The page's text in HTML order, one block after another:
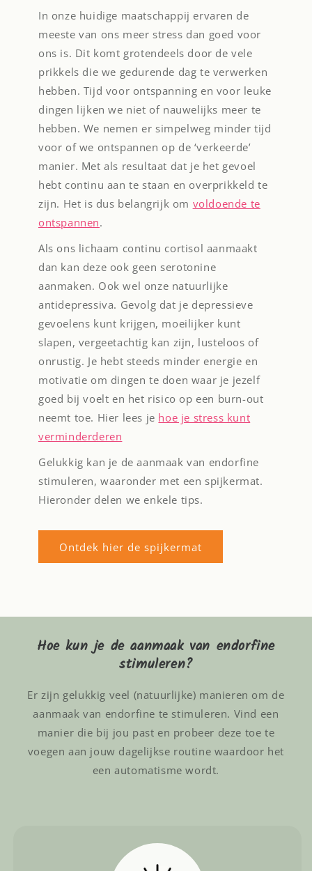
In onze huidige maatschappij ervaren de
meeste van ons meer stress dan goed voor
ons is. Dit komt grotendeels door de vele
prikkels die we gedurende dag te verwerken
hebben. Tijd voor ontspanning en voor leuke
dingen lijken we niet of nauwelijks meer te
hebben. We nemen er simpelweg minder tijd
voor of we ontspannen op de ‘verkeerde’
manier. Met als resultaat dat je het gevoel
hebt continu aan te staan en overprikkeld te
zijn. Het is dus belangrijk om voldoende te
ontspannen.
Als ons lichaam continu cortisol aanmaakt
dan kan deze ook geen serotonine
aanmaken. Ook wel onze natuurlijke
antidepressiva. Gevolg dat je depressieve
gevoelens kunt krijgen, moeilijker kunt
slapen, vergeetachtig kan zijn, lusteloos of
onrustig. Je hebt steeds minder energie en
motivatie om dingen te doen waar je jezelf
goed bij voelt en het risico op een burn-out
neemt toe. Hier lees je hoe je stress kunt
verminderderen
Gelukkig kan je de aanmaak van endorfine
stimuleren, waaronder met een spijkermat.
Hieronder delen we enkele tips.
Ontdek hier de spijkermat
Hoe kun je de aanmaak van endorfine
stimuleren?
Er zijn gelukkig veel (natuurlijke) manieren om de
aanmaak van endorfine te stimuleren. Vind een
manier die bij jou past en probeer deze toe te
voegen aan jouw dagelijkse routine waardoor het
een automatisme wordt.